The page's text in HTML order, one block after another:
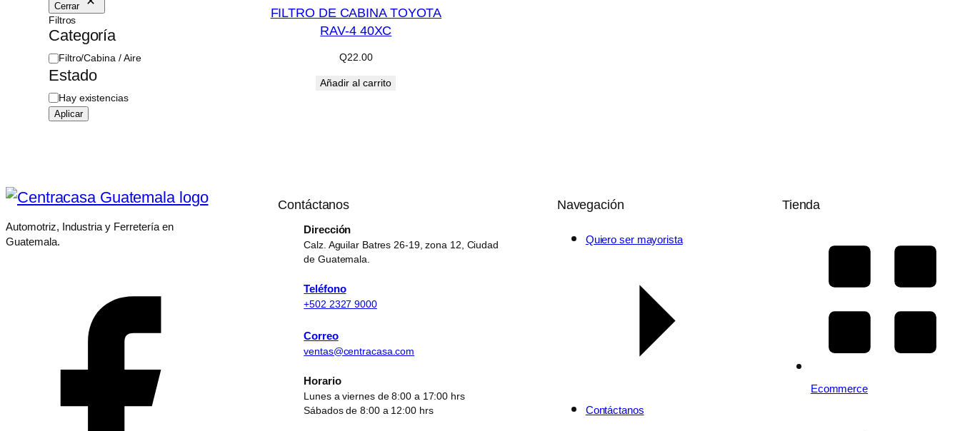
Cerrar
Filtros
Categoría
C
a
t
e
g
o
Filtro/Cabina / Aire
Estado
D
i
s
b
i
i
d
Hay existencias
Aplicar
FILTRO DE CABINA TOYOTA
RAV-4 40XC
Q22.00
Añadir al carrito
Automotriz, Industria y Ferretería en
Guatemala.
Contáctanos
Dirección
Calz. Aguilar Batres 26-19, zona 12, Ciudad
de Guatemala.
Teléfono
+502 2327 9000
Correo
ventas@centracasa.com
Horario
Lunes a viernes de 8:00 a 17:00 hrs
Sábados de 8:00 a 12:00 hrs
Navegación
Quiero ser mayorista
Contáctanos
Tienda
Ecommerce